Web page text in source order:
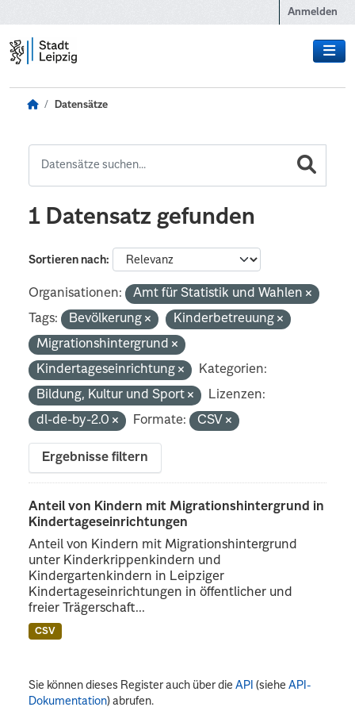
Anmelden
Datensätze
1 Datensatz gefunden
Sortieren nach
Organisationen:
Amt für Statistik und Wahlen
Tags:
Bevölkerung
Kinderbetreuung
Migrationshintergrund
Kindertageseinrichtung
Kategorien:
Bildung, Kultur und Sport
Lizenzen:
dl-de-by-2.0
Formate: CSV
Ergebnisse filtern
Anteil von Kindern mit Migrationshintergrund in
Kindertageseinrichtungen
Anteil von Kindern mit Migrationshintergrund
unter Kinderkrippenkindern und
Kindergartenkindern in Leipziger
Kindertageseinrichtungen in öffentlicher und
freier Trägerschaft...
CSV
Sie können dieses Register auch über dieAPI (sieheAPI-
Dokumentation) abrufen.